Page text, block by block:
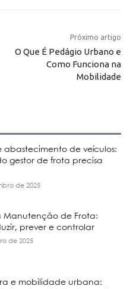
Próximo artigo
O Que É Pedágio Urbano e
Como Funciona na
Mobilidade
abastecimento de veículos:
gestor de frota precisa
de 2025
Manutenção de Frota:
prever e controlar
de 2025
e mobilidade urbana: